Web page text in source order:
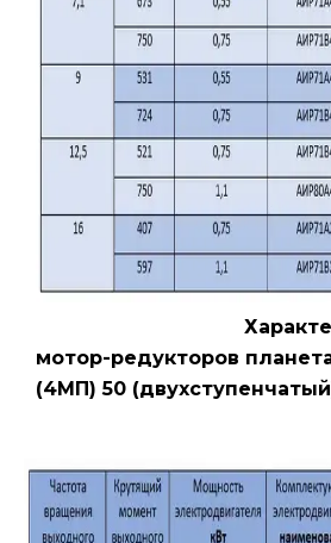
мотор-редукторов
(4МП) 50